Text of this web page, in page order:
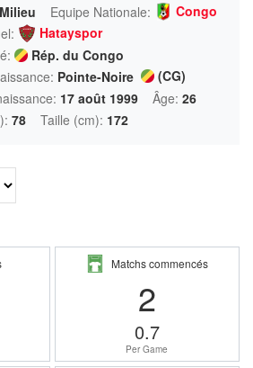
Milieu Equipe Nationale:
Congo
Hatayspor
Rép. du Congo
Pointe-Noire
(CG)
17 août 1999 Âge: 26
78 Taille (cm): 172
Matchs commencés
2
0.7
Per Game